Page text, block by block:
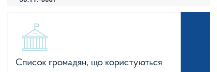
Список громадян, що користуються